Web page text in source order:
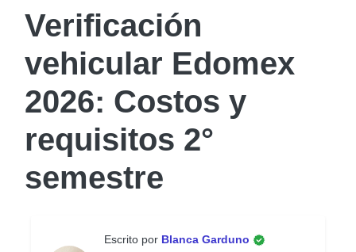
Verificación
vehicular Edomex
2026: Costos y
requisitos 2°
semestre
Escrito por Blanca Garduno